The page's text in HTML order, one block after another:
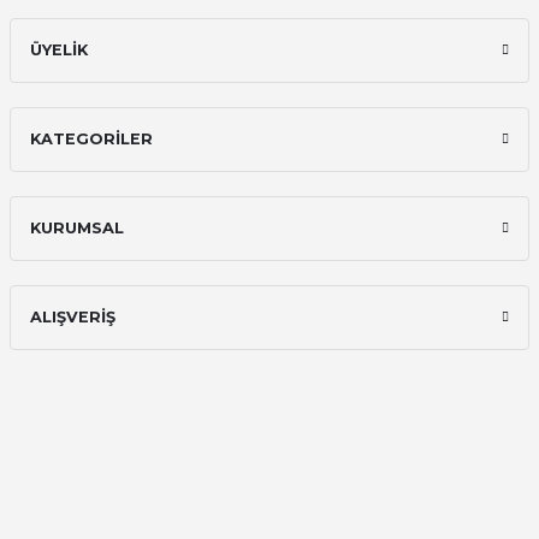
ÜYELİK
KATEGORİLER
KURUMSAL
ALIŞVERİŞ